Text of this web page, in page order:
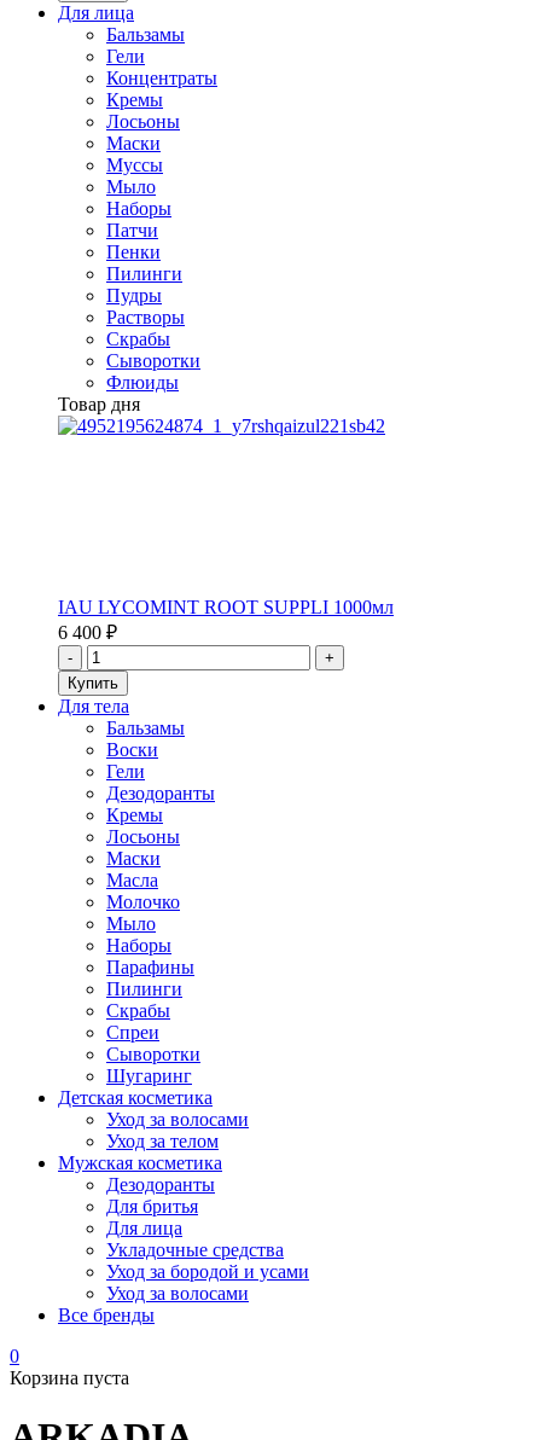
Для лица
Бальзамы
Гели
Концентраты
Кремы
Лосьоны
Маски
Муссы
Мыло
Наборы
Патчи
Пенки
Пилинги
Пудры
Растворы
Скрабы
Сыворотки
Флюиды
Товар дня
IAU LYCOMINT ROOT SUPPLI 1000мл
6 400 ₽
Для тела
Бальзамы
Воски
Гели
Дезодоранты
Кремы
Лосьоны
Маски
Масла
Молочко
Мыло
Наборы
Парафины
Пилинги
Скрабы
Спреи
Сыворотки
Шугаринг
Детская косметика
Уход за волосами
Уход за телом
Мужская косметика
Дезодоранты
Для бритья
Для лица
Укладочные средства
Уход за бородой и усами
Уход за волосами
Все бренды
0
Корзина пуста